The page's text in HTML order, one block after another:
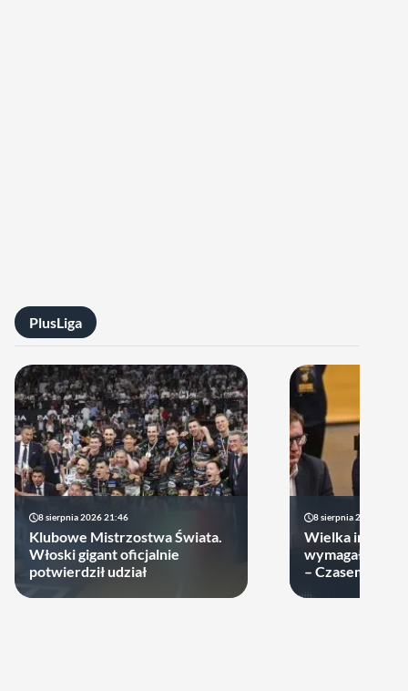
PlusLiga
8 sierpnia 2026 21:46
Klubowe Mistrzostwa Świata.
Włoski gigant oficjalnie
potwierdził udział
8 sierpnia 2026 19:22
Wielka impreza
wymagała
– Czasem